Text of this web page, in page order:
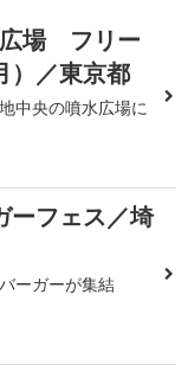
場 フリー
）／東京都
中央の噴水広場に
ーフェス／埼
ーガーが集結